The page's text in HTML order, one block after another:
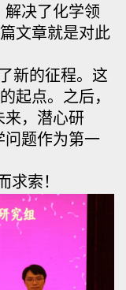
解决了化学领
文章就是对此
新的征程。 这
起点。之后，
来，潜心研
问题作为第一
求索！